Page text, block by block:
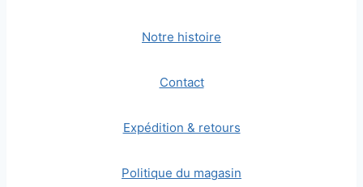
Notre histoire
Contact
Expédition & retours
Politique du magasin